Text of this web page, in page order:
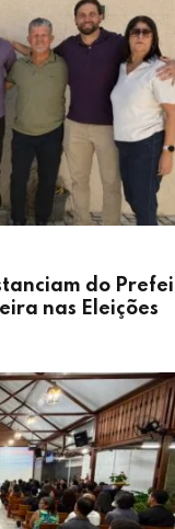
do
nas Eleições